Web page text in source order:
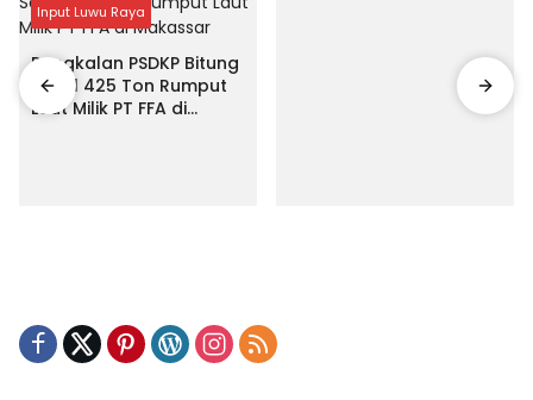
Input Luwu Raya
Pangkalan PSDKP Bitung
Segel 425 Ton Rumput
Laut Milik PT FFA di